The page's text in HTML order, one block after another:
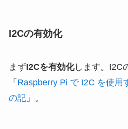
I2Cの有効化
まずI2Cを有効化します。I2C
「 Raspberry Pi で I2C を使用
の記」。